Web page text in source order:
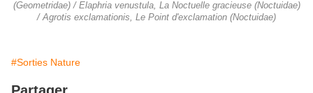
(Geometridae) / Elaphria venustula, La Noctuelle gracieuse (Noctuidae)
/ Agrotis exclamationis, Le Point d'exclamation (Noctuidae)
#Sorties Nature